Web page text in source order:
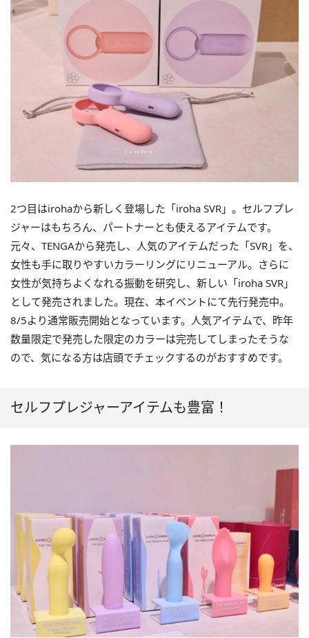
2つ目はirohaから新しく登場した「iroha SVR」。セルフプレ
ジャーはもちろん、パートナーとも使えるアイテムです。
元々、TENGAから発売し、人気のアイテムだった「SVR」を、
女性も手に取りやすいカラーリングにリニューアル。さらに
女性が気持ちよくなれる振動を研究し、新しい「iroha SVR」
として発売されました。現在、本イベントにて先行発売中。
8/5より通常販売開始となっています。人気アイテムで、昨年
数量限定で発売した限定のカラーは完売してしまったそうな
ので、気になる方は店頭でチェックするのがおすすめです。
セルフプレジャーアイテムも豊富！